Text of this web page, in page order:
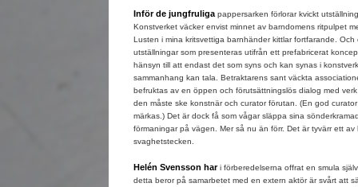
Inför de jungfruligapappersarken förlorar kvickt
Konstverket väcker envist minnet av barndomens ritpulpet
Lusten i mina kritsvettiga barnhänder kittlar fortfarande. Och
utställningar som presenteras utifrån ett prefabricerat
hänsyn till att endast det som syns och kan synas i
sammanhang kan tala. Betraktarens sant väckta
befruktas av en öppen och förutsättningslös dialog med
den måste ske konstnär och curator förutan. (En god
märkas.) Det är dock få som vågar släppa sina
förmaningar på vägen. Mer så nu än förr. Det är tyvärr ett av
svaghetstecken.
Helén Svensson hari förberedelserna offrat en smula
detta beror på samarbetet med en extern aktör är svårt att